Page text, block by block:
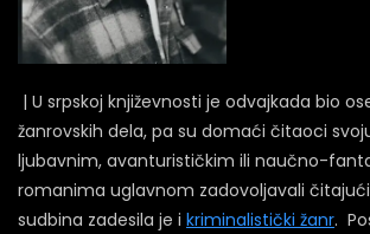
| U srpskoj književnosti je odvajkada bio
žanrovskih dela, pa su domaći čitaoci
ljubavnim, avanturističkim ili naučno-
romanima uglavnom zadovoljavali
sudbina zadesila je i kriminalistički žanr.